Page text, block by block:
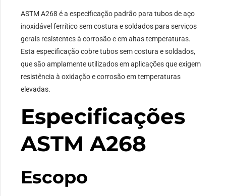
ASTM A268 é a especificação padrão para tubos de aço
inoxidável ferrítico sem costura e soldados para serviços
gerais resistentes à corrosão e em altas temperaturas.
Esta especificação cobre tubos sem costura e soldados,
que são amplamente utilizados em aplicações que exigem
resistência à oxidação e corrosão em temperaturas
elevadas.
Especificações
ASTM A268
Escopo